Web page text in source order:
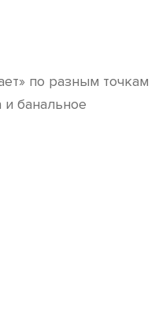
по разным точкам
банальное